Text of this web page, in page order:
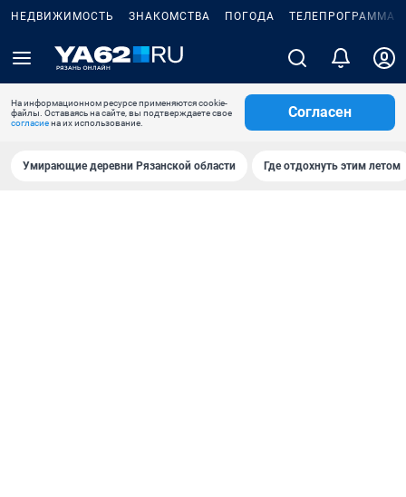
НЕДВИЖИМОСТЬ ЗНАКОМСТВА ПОГОДА ТЕЛЕПРОГРАММА
На информационном ресурсе применяются cookie-
файлы. Оставаясь на сайте, вы подтверждаете свое
согласиена их использование.
Согласен
Умирающие деревни Рязанской области Где отдохнуть этим летом